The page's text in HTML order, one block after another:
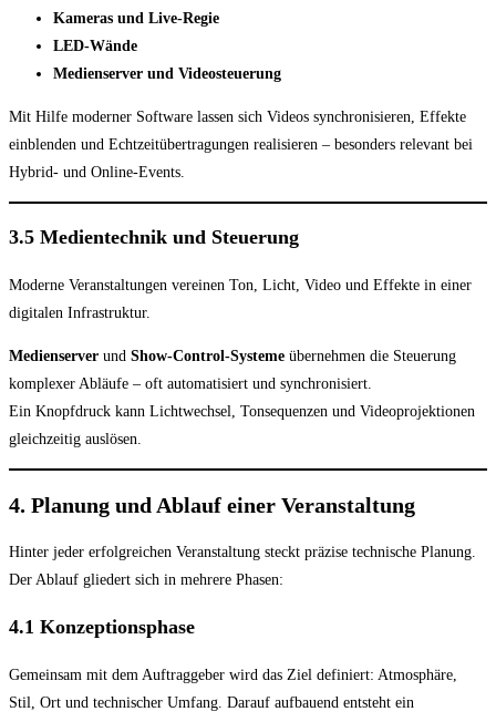
Kameras und Live-Regie
LED-Wände
Medienserver und Videosteuerung
Mit Hilfe moderner Software lassen sich Videos synchronisieren, Effekte
einblenden und Echtzeitübertragungen realisieren – besonders relevant bei
Hybrid- und Online-Events.
3.5 Medientechnik und Steuerung
Moderne Veranstaltungen vereinen Ton, Licht, Video und Effekte in einer
digitalen Infrastruktur.
Medienserver und Show-Control-Systeme übernehmen die Steuerung
komplexer Abläufe – oft automatisiert und synchronisiert.
Ein Knopfdruck kann Lichtwechsel, Tonsequenzen und Videoprojektionen
gleichzeitig auslösen.
4. Planung und Ablauf einer Veranstaltung
Hinter jeder erfolgreichen Veranstaltung steckt präzise technische Planung.
Der Ablauf gliedert sich in mehrere Phasen:
4.1 Konzeptionsphase
Gemeinsam mit dem Auftraggeber wird das Ziel definiert: Atmosphäre,
Stil, Ort und technischer Umfang. Darauf aufbauend entsteht ein